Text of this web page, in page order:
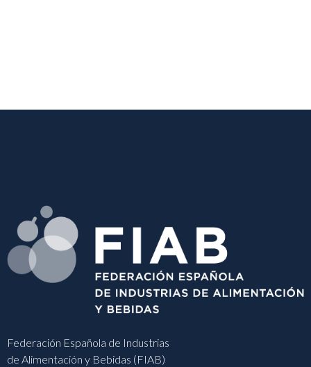
Federación Española de Industrias
de Alimentación y Bebidas (FIAB)